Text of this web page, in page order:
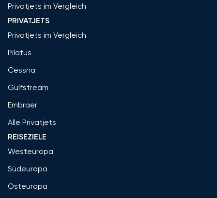
Privatjets im Vergleich
PRIVATJETS
Privatjets im Vergleich
Pilatus
Cessna
Gulfstream
Embraer
Alle Privatjets
REISEZIELE
Westeuropa
Südeuropa
Osteuropa